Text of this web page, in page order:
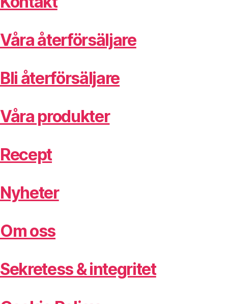
Våra återförsäljare
Bli återförsäljare
Våra produkter
Recept
Nyheter
Om oss
Sekretess & integritet